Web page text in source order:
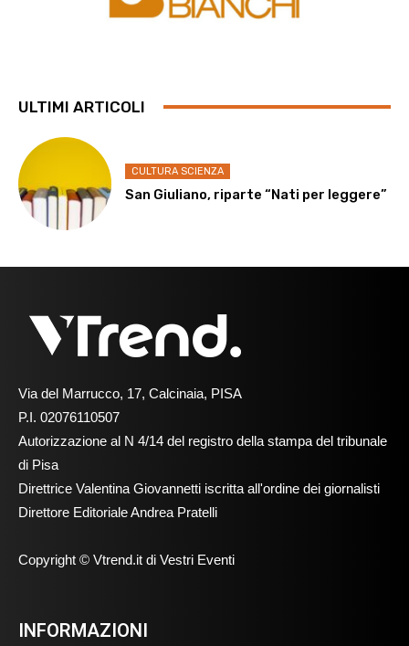
ULTIMI ARTICOLI
CULTURA SCIENZA
San Giuliano, riparte “Nati per leggere”
Via del Marrucco, 17, Calcinaia, PISA
P.I. 02076110507
Autorizzazione al N 4/14 del registro della stampa del tribunale
di Pisa
Direttrice Valentina Giovannetti iscritta all'ordine dei giornalisti
Direttore Editoriale Andrea Pratelli
Copyright © Vtrend.it di Vestri Eventi
INFORMAZIONI